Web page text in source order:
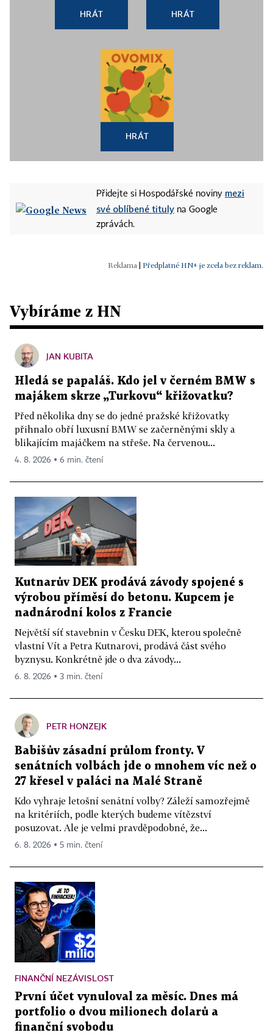
HRÁT HRÁT
HRÁT
Přidejte si Hospodářské noviny mezi
své oblíbené tituly na Google
zprávách.
Předplatné HN+ je zcela bez reklam.
Vybíráme z HN
JAN KUBITA
Hledá se papaláš. Kdo jel v černém BMW s
majákem skrze „Turkovu“ křižovatku?
Před několika dny se do jedné pražské křižovatky
přihnalo obří luxusní BMW se začerněnými skly a
blikajícím majáčkem na střeše. Na červenou...
4. 8. 2026 ▪ 6 min. čtení
Kutnarův DEK prodává závody spojené s
výrobou příměsí do betonu. Kupcem je
nadnárodní kolos z Francie
Největší síť stavebnin v Česku DEK, kterou společně
vlastní Vít a Petra Kutnarovi, prodává část svého
byznysu. Konkrétně jde o dva závody...
6. 8. 2026 ▪ 3 min. čtení
PETR HONZEJK
Babišův zásadní průlom fronty. V
senátních volbách jde o mnohem víc než o
27 křesel v paláci na Malé Straně
Kdo vyhraje letošní senátní volby? Záleží samozřejmě
na kritériích, podle kterých budeme vítězství
posuzovat. Ale je velmi pravděpodobné, že...
6. 8. 2026 ▪ 5 min. čtení
FINANČNÍ NEZÁVISLOST
První účet vynuloval za měsíc. Dnes má
portfolio o dvou milionech dolarů a
finanční svobodu